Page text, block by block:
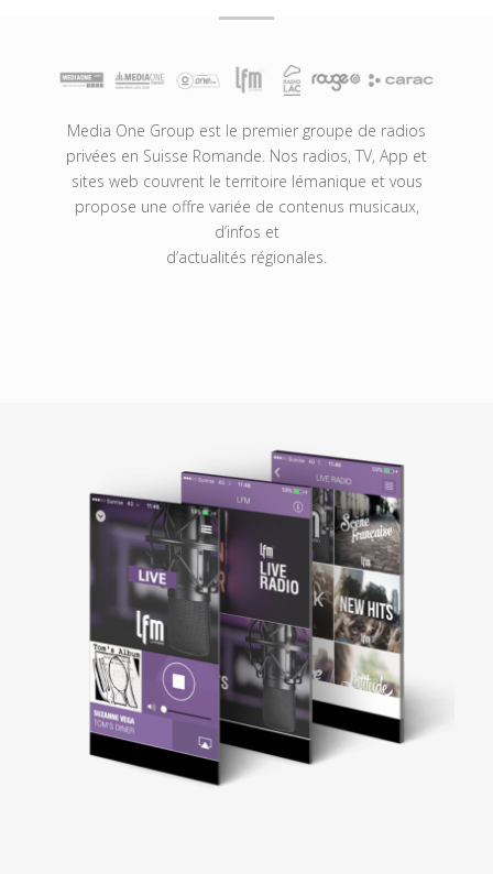
Media One Group est le premier groupe de radios
privées en Suisse Romande. Nos radios, TV, App et
sites web couvrent le territoire lémanique et vous
propose une offre variée de contenus musicaux,
d’infos et
d’actualités régionales.